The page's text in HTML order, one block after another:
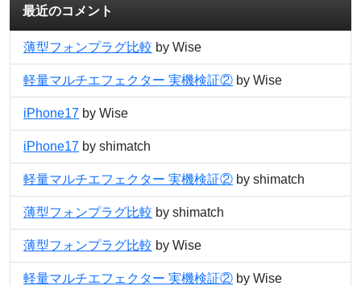
最近のコメント
薄型フォンプラグ比較 by Wise
軽量マルチエフェクター 実機検証② by Wise
iPhone17 by Wise
iPhone17 by shimatch
軽量マルチエフェクター 実機検証② by shimatch
薄型フォンプラグ比較 by shimatch
薄型フォンプラグ比較 by Wise
軽量マルチエフェクター 実機検証② by Wise